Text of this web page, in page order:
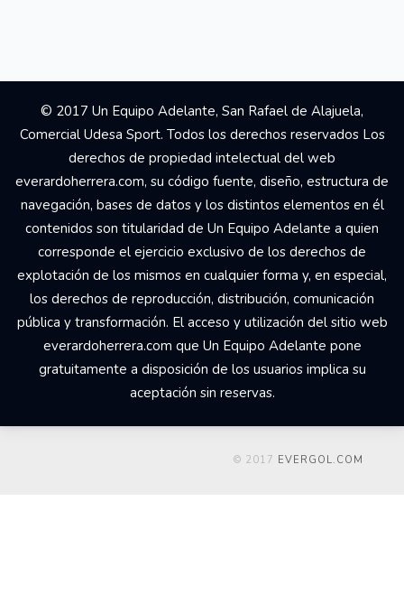
© 2017 Un Equipo Adelante, San Rafael de Alajuela,
Comercial Udesa Sport. Todos los derechos reservados Los
derechos de propiedad intelectual del web
everardoherrera.com, su código fuente, diseño, estructura de
navegación, bases de datos y los distintos elementos en él
contenidos son titularidad de Un Equipo Adelante a quien
corresponde el ejercicio exclusivo de los derechos de
explotación de los mismos en cualquier forma y, en especial,
los derechos de reproducción, distribución, comunicación
pública y transformación. El acceso y utilización del sitio web
everardoherrera.com que Un Equipo Adelante pone
gratuitamente a disposición de los usuarios implica su
aceptación sin reservas.
© 2017 EVERGOL.COM